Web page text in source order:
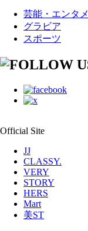
芸能・エンタメ
グラビア
スポーツ
Official Site
JJ
CLASSY.
VERY
STORY
HERS
Mart
美ST